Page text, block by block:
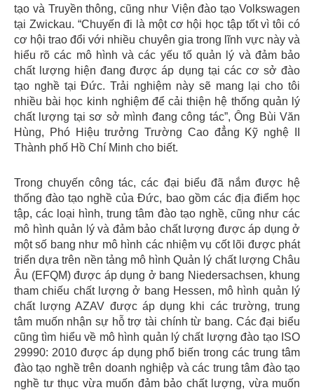
tạo và Truyền thông, cũng như Viện đào tạo Volkswagen
tại Zwickau. “Chuyến đi là một cơ hội học tập tốt vì tôi có
cơ hội trao đổi với nhiều chuyên gia trong lĩnh vực này và
hiểu rõ các mô hình và các yếu tố quản lý và đảm bảo
chất lượng hiện đang được áp dụng tại các cơ sở đào
tạo nghề tại Đức. Trải nghiệm này sẽ mang lại cho tôi
nhiều bài học kinh nghiệm để cải thiện hệ thống quản lý
chất lượng tại sơ sở mình đang công tác”, Ông Bùi Văn
Hùng, Phó Hiệu trưởng Trường Cao đẳng Kỹ nghệ II
Thành phố Hồ Chí Minh cho biết.
Trong chuyến công tác, các đại biểu đã nắm được hệ
thống đào tạo nghề của Đức, bao gồm các địa điểm học
tập, các loại hình, trung tâm đào tạo nghề, cũng như các
mô hình quản lý và đảm bảo chất lượng được áp dụng ở
một số bang như mô hình các nhiệm vụ cốt lõi được phát
triển dựa trên nền tảng mô hình Quản lý chất lượng Châu
Âu (EFQM) được áp dụng ở bang Niedersachsen, khung
tham chiếu chất lượng ở bang Hessen, mô hình quản lý
chất lượng AZAV được áp dụng khi các trường, trung
tâm muốn nhận sự hỗ trợ tài chính từ bang. Các đại biểu
cũng tìm hiểu về mô hình quản lý chất lượng đào tạo ISO
29990: 2010 được áp dụng phổ biến trong các trung tâm
đào tạo nghề trên doanh nghiệp và các trung tâm đào tạo
nghề tư thục vừa muốn đảm bảo chất lượng, vừa muốn